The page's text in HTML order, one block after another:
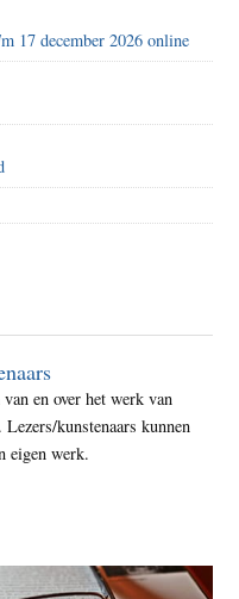
17 december 2026 online
en over het werk van
kunstenaars kunnen
eigen werk.